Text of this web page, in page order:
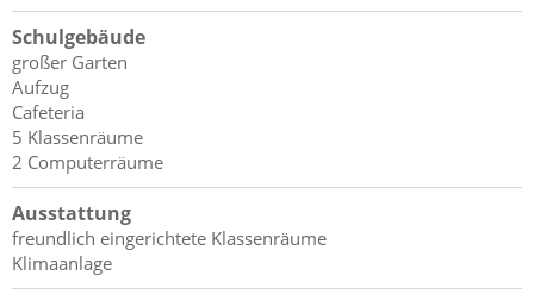
Schulgebäude
großer Garten
Aufzug
Cafeteria
5 Klassenräume
2 Computerräume
Ausstattung
freundlich eingerichtete Klassenräume
Klimaanlage